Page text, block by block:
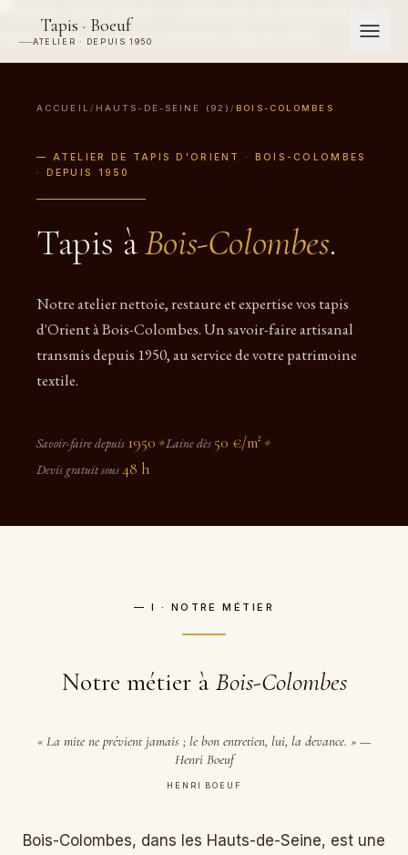
Tapis · Boeuf
ATELIER · DEPUIS 1950
ACCUEIL / HAUTS-DE-SEINE (92) / BOIS-COLOMBES
— ATELIER DE TAPIS D'ORIENT · BOIS-COLOMBES
· DEPUIS 1950
Tapis àBois-Colombes.
Notre atelier nettoie, restaure et expertise vos tapis
d'Orient à Bois-Colombes. Un savoir-faire artisanal
transmis depuis 1950, au service de votre patrimoine
textile.
Savoir-faire depuis 1950 ✦Laine dès 50 €/m² ✦
Devis gratuit sous48 h
— I · NOTRE MÉTIER
Notre métier à Bois-Colombes
« La mite ne prévient jamais ; le bon entretien, lui, la devance. » —
Henri Boeuf
HENRI BOEUF
Bois-Colombes, dans les Hauts-de-Seine, est une